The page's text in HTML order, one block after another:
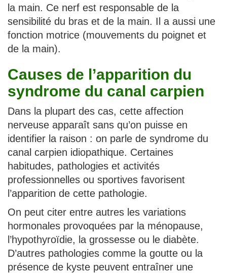
la main. Ce nerf est responsable de la
sensibilité du bras et de la main. Il a aussi une
fonction motrice (mouvements du poignet et
de la main).
Causes de l’apparition du
syndrome du canal carpien
Dans la plupart des cas, cette affection
nerveuse apparaît sans qu’on puisse en
identifier la raison : on parle de syndrome du
canal carpien idiopathique. Certaines
habitudes, pathologies et activités
professionnelles ou sportives favorisent
l’apparition de cette pathologie.
On peut citer entre autres les variations
hormonales provoquées par la ménopause,
l’hypothyroïdie, la grossesse ou le diabète.
D’autres pathologies comme la goutte ou la
présence de kyste peuvent entraîner une